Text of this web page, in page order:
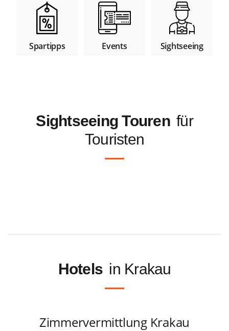
Spartipps Events Sightseeing
Sightseeing Touren für
Touristen
Hotels in Krakau
Zimmervermittlung Krakau